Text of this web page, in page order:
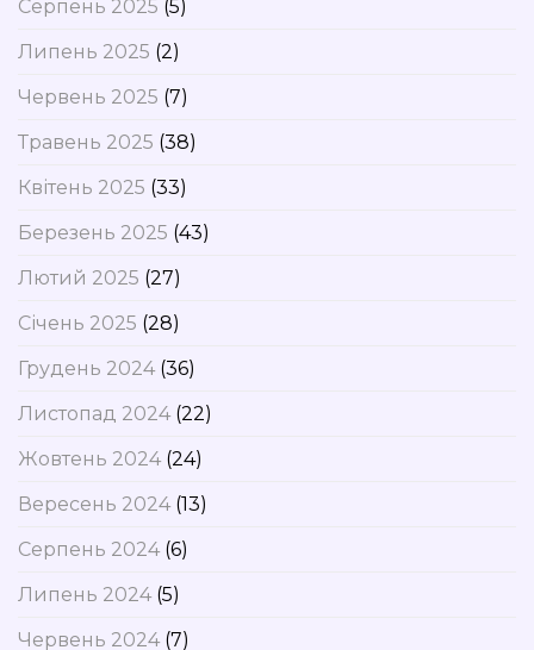
Серпень 2025 (5)
Липень 2025 (2)
Червень 2025 (7)
Травень 2025 (38)
Квітень 2025 (33)
Березень 2025 (43)
Лютий 2025 (27)
Січень 2025 (28)
Грудень 2024(36)
Листопад 2024(22)
Жовтень 2024(24)
Вересень 2024(13)
Серпень 2024(6)
Липень 2024(5)
Червень 2024(7)